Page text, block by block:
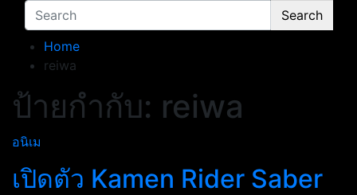
Search
Home
reiwa
ป้ายกำกับ: reiwa
อนิเม
เปิดตัว Kamen Rider Saber